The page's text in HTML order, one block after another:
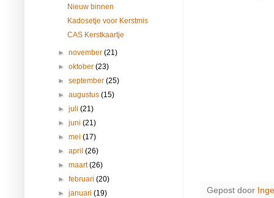
Gepost door Inge
Nieuw binnen
Kadosetje voor Kerstmis
CAS Kerstkaartje
►november(21)
►oktober(23)
►september(25)
►augustus(15)
►juli(21)
►juni(21)
►mei(17)
►april(26)
►maart(26)
►februari(20)
►januari(19)